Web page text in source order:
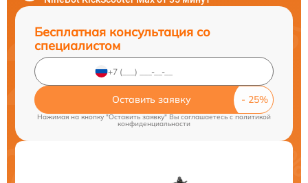
Бесплатная консультация со
специалистом
Оставить заявку
Нажимая на кнопку "Оставить заявку" Вы соглашаетесь c политикой
конфиденциальности